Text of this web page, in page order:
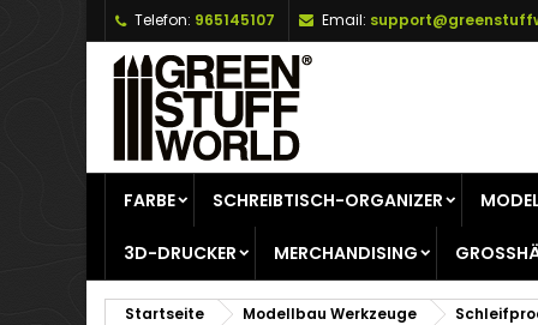
Telefon: 965145107 Email:
FARBE SCHREIBTISCH-ORGANIZER
3D-DRUCKER MERCHANDISING
Startseite Modellbau Werkzeuge